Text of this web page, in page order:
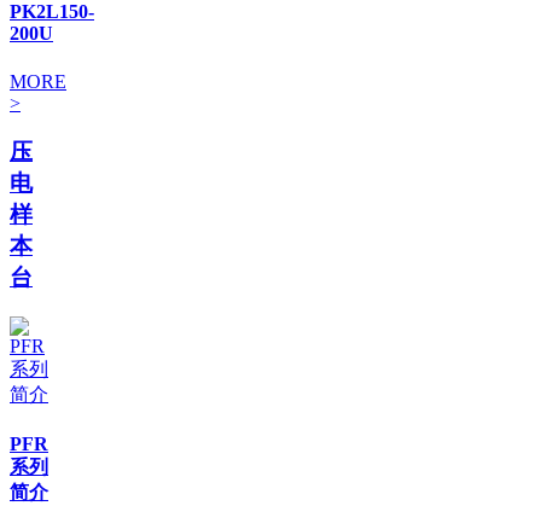
PK2L150-
200U
MORE
>
压
电
样
本
台
PFR
系列
简介